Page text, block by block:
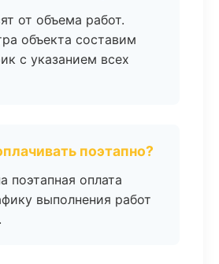
от объема работ.
объекта составим
с указанием всех
поэтапно?
поэтапная оплата
выполнения работ